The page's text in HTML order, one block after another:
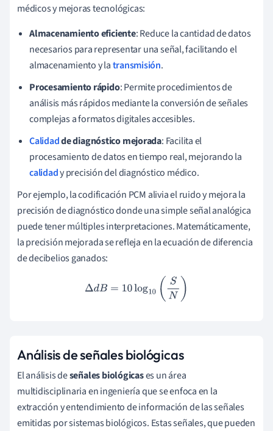
médicos y mejoras tecnológicas:
Almacenamiento eficiente: Reduce la cantidad de datos
necesarios para representar una señal, facilitando el
almacenamiento y latransmisión.
Procesamiento rápido: Permite procedimientos de
análisis más rápidos mediante la conversión de señales
complejas a formatos digitales accesibles.
Calidadde diagnóstico mejorada: Facilita el
procesamiento de datos en tiempo real, mejorando la
calidady precisión del diagnóstico médico.
Por ejemplo, la codificación PCM alivia el ruido y mejora la
precisión de diagnóstico donde una simple señal analógica
puede tener múltiples interpretaciones. Matemáticamente,
la precisión mejorada se refleja en la ecuación de diferencia
de decibelios ganados:
ΔdB=10log10 SN )
Análisis de señales biológicas
El análisis deseñales biológicases un área
multidisciplinaria en ingeniería que se enfoca en la
extracción y entendimiento de información de las señales
emitidas por sistemas biológicos. Estas señales, que pueden